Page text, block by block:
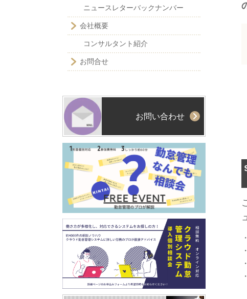
・
ニュースレターバックナンバー
会社概要
コンサルタント紹介
お問合せ
お問い合わせ